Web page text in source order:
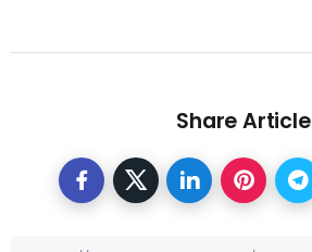
Share Article